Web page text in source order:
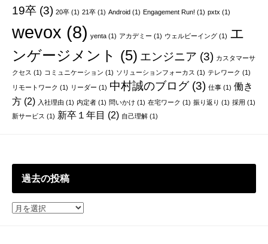
19卒(3) 20卒(1) 21卒(1) Android(1) Engagement Run! (1) pxtx (1)
wevox (8) yenta(1) アカデミー (1) ウェルビーイング(1) エ
ンゲージメント (5) エンジニア (3) カスタマーサ
クセス (1) コミュニケーション (1) ソリューションフォーカス (1) テレワーク (1)
リモートワーク (1) リーダー (1) 中村誠のブログ(3) 仕事(1) 働き
方(2) 入社理由 (1) 内定者(1) 問いかけ (1) 在宅ワーク (1) 振り返り (1) 採用 (1)
新サービス (1) 新卒１年目 (2) 自己理解(1)
過去の投稿
過